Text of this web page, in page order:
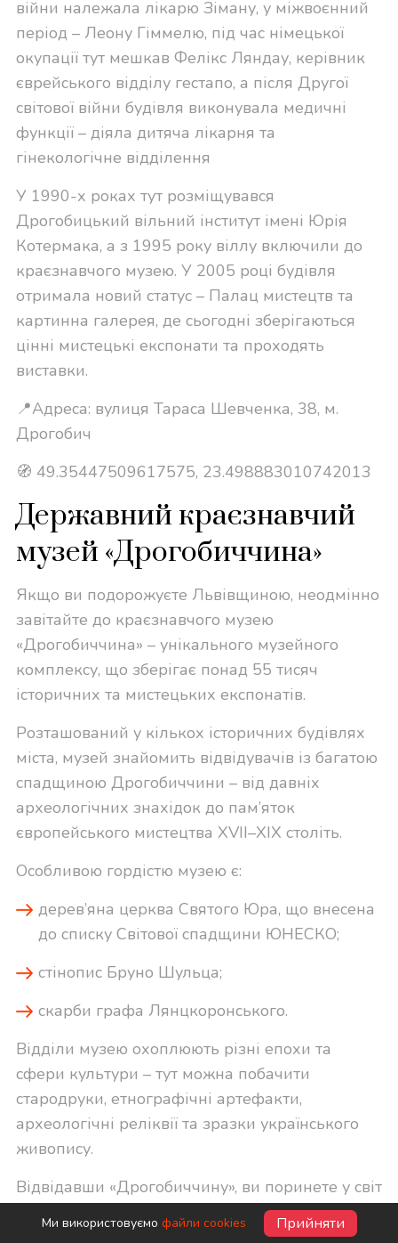
війни належала лікарю Зіману, у міжвоєнний
період – Леону Гіммелю, під час німецької
окупації тут мешкав Фелікс Ляндау, керівник
єврейського відділу гестапо, а після Другої
світової війни будівля виконувала медичні
функції – діяла дитяча лікарня та
гінекологічне відділення
У 1990-х роках тут розміщувався
Дрогобицький вільний інститут імені Юрія
Котермака, а з 1995 року віллу включили до
краєзнавчого музею. У 2005 році будівля
отримала новий статус – Палац мистецтв та
картинна галерея, де сьогодні зберігаються
цінні мистецькі експонати та проходять
виставки.
📍Адреса: вулиця Тараса Шевченка, 38, м.
Дрогобич
🧭 49.35447509617575, 23.498883010742013
Державний краєзнавчий
музей «Дрогобиччина»
Якщо ви подорожуєте Львівщиною, неодмінно
завітайте до краєзнавчого музею
«Дрогобиччина» – унікального музейного
комплексу, що зберігає понад 55 тисяч
історичних та мистецьких експонатів.
Розташований у кількох історичних будівлях
міста, музей знайомить відвідувачів із багатою
спадщиною Дрогобиччини – від давніх
археологічних знахідок до пам’яток
європейського мистецтва XVII–XIX століть.
Особливою гордістю музею є:
дерев’яна церква Святого Юра, що внесена
до списку Світової спадщини ЮНЕСКО;
стінопис Бруно Шульца;
скарби графа Лянцкоронського.
Відділи музею охоплюють різні епохи та
сфери культури – тут можна побачити
стародруки, етнографічні артефакти,
археологічні реліквії та зразки українського
живопису.
Відвідавши «Дрогобиччину», ви поринете у світ
історії, мистецтва та традицій, що формували
цей регіон протягом століть.
Ми використовуємо файли cookies Прийняти